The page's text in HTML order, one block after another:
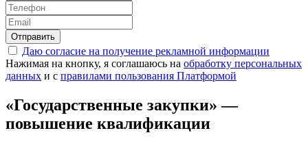
Отправить
Даю согласие на получение рекламной информации
Нажимая на кнопку, я соглашаюсь на обработку персональных
данных и с правилами пользования Платформой
«Государственные закупки» —
повышение квалификации